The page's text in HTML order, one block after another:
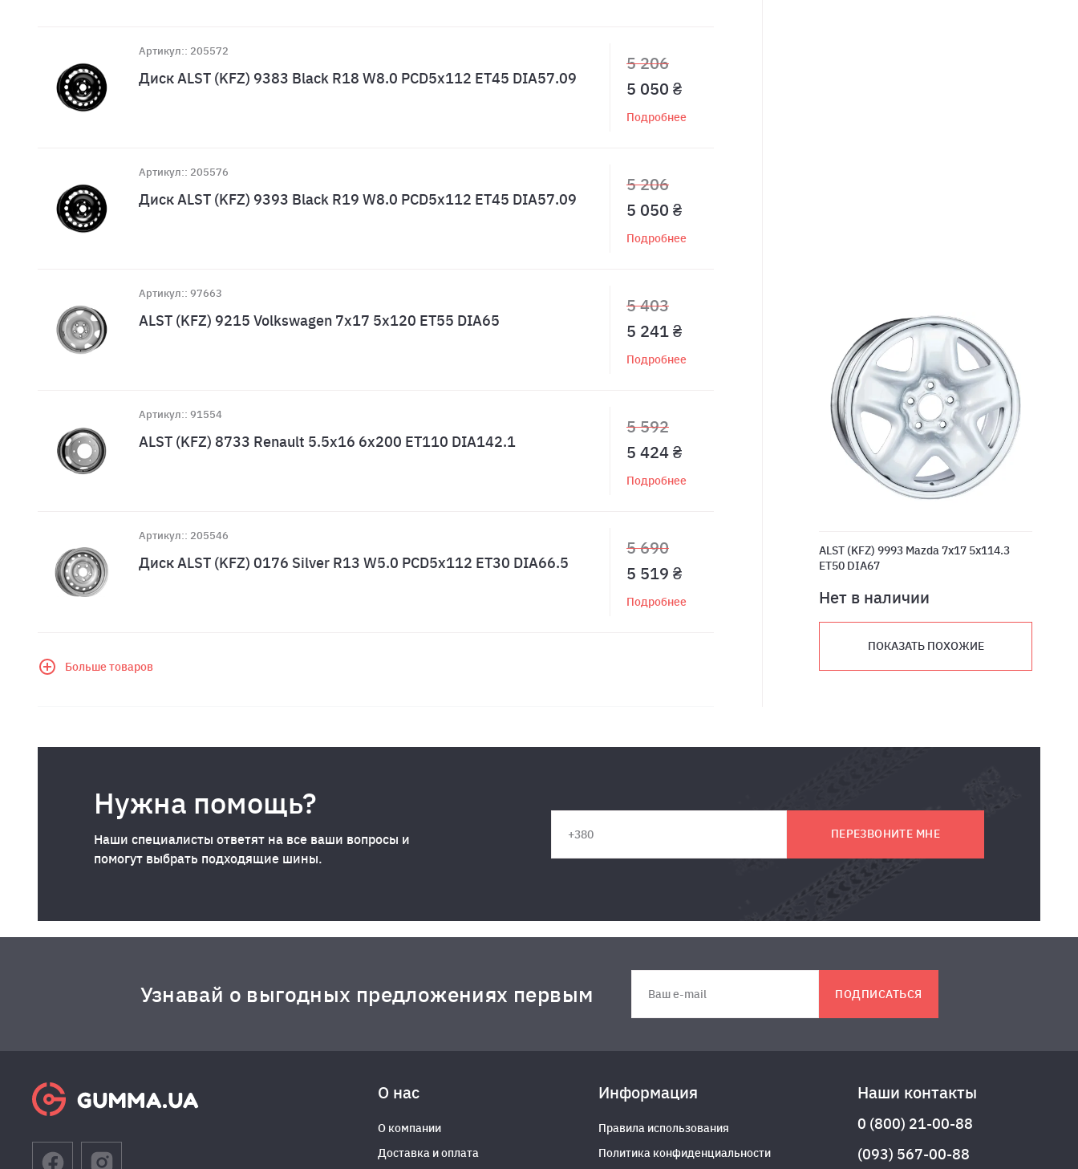
Артикул:: 205572
Диск ALST (KFZ) 9383 Black R18 W8.0 PCD5x112 ET45 DIA57.09
5 206
5 050 ₴
Подробнее
Артикул:: 205576
Диск ALST (KFZ) 9393 Black R19 W8.0 PCD5x112 ET45 DIA57.09
5 206
5 050 ₴
Подробнее
Артикул:: 97663
ALST (KFZ) 9215 Volkswagen 7x17 5x120 ET55 DIA65
5 403
5 241 ₴
Подробнее
Артикул:: 91554
ALST (KFZ) 8733 Renault 5.5x16 6x200 ET110 DIA142.1
5 592
5 424 ₴
Подробнее
Артикул:: 205546
Диск ALST (KFZ) 0176 Silver R13 W5.0 PCD5x112 ET30 DIA66.5
5 690
5 519 ₴
Подробнее
Больше товаров
ALST (KFZ) 9993 Mazda 7x17 5x114.3
ET50 DIA67
Нет в наличии
ПОКАЗАТЬ ПОХОЖИЕ
Нужна помощь?
Наши специалисты ответят на все ваши вопросы и
помогут выбрать подходящие шины.
ПЕРЕЗВОНИТЕ МНЕ
Узнавай о выгодных предложениях первым ПОДПИСАТЬСЯ
О нас
О компании
Доставка и оплата
Информация
Правила использования
Политика конфиденциальности
Наши контакты
0 (800) 21-00-88
(093) 567-00-88